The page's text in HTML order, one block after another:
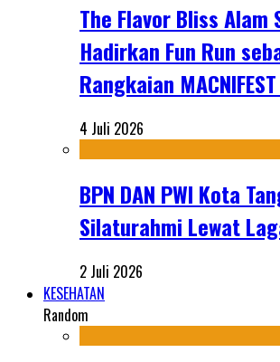
The Flavor Bliss Alam
Hadirkan Fun Run
Rangkaian
4 Juli 2026
BPN DAN PWI Kota
Silaturahmi Lewat
2 Juli 2026
KESEHATAN
Random